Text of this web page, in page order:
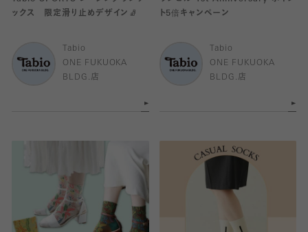
ックス 限定滑り止めデザイン🧦
Tabio
ONE FUKUOKA
BLDG.店
ト5倍キャンペーン
Tabio
ONE FUKUOKA
BLDG.店